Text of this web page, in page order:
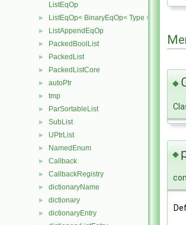
ListEqOp
► ListEqOp< BinaryEqOp< Type > >
► ListAppendEqOp
► PackedBoolList
► PackedList
► PackedListCore
► autoPtr
► tmp
► ParSortableList
► SubList
► UPtrList
► NamedEnum
► Callback
► CallbackRegistry
► dictionaryName
► dictionary
► dictionaryEntry
◆
◆